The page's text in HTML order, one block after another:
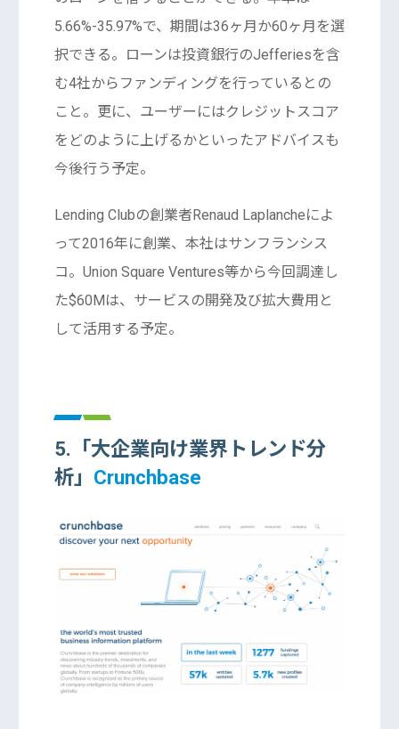
5.66%-35.97%で、期間は36ヶ月か60ヶ月を選
択できる。ローンは投資銀行のJefferiesを含
む4社からファンディングを行っているとの
こと。更に、ユーザーにはクレジットスコア
をどのように上げるかといったアドバイスも
今後行う予定。
Lending Clubの創業者Renaud Laplancheによ
って2016年に創業、本社はサンフランシス
コ。Union Square Ventures等から今回調達し
た$60Mは、サービスの開発及び拡大費用と
して活用する予定。
5.「大企業向け業界トレンド分
析」 Crunchbase